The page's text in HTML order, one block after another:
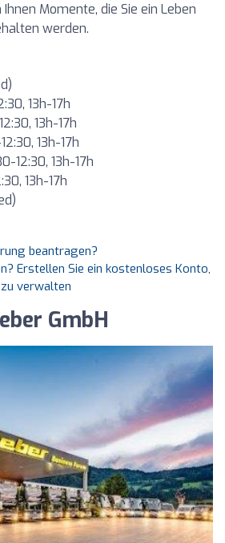
Momente, die Sie ein Leben
werden.
13h-17h
13h-17h
13h-17h
12:30, 13h-17h
13h-17h
beantragen?
Erstellen Sie ein kostenloses Konto,
verwalten
GmbH